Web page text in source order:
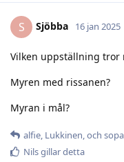
S Sjöbba 16 jan 2025
Vilken uppställning tror
Myren med rissanen?
Myran i mål?
alfie, Lukkinen, och
Nilsgillar detta